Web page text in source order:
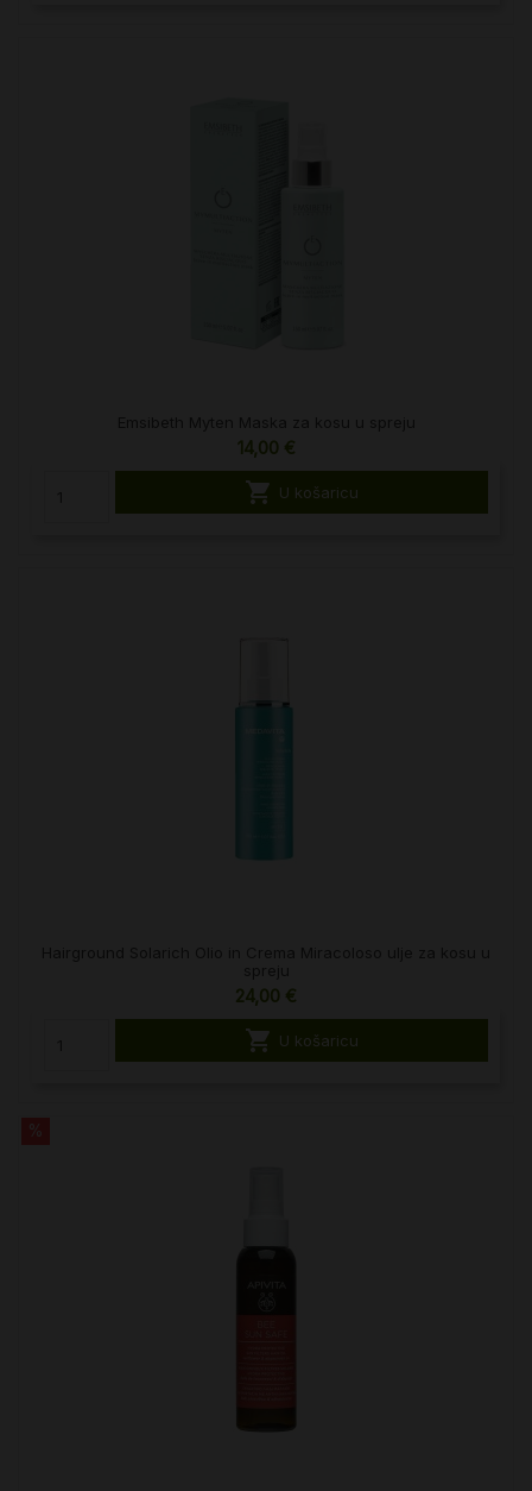
14,00 €
 U košaricu
24,00 €
 U košaricu